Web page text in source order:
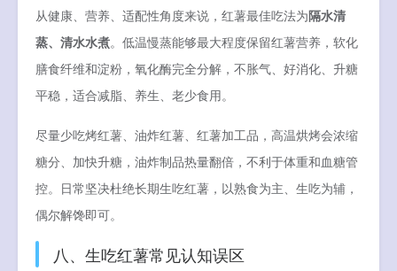
从健康、营养、适配性角度来说，红薯最佳吃法为隔水清
蒸、清水水煮。低温慢蒸能够最大程度保留红薯营养，软化
膳食纤维和淀粉，氧化酶完全分解，不胀气、好消化、升糖
平稳，适合减脂、养生、老少食用。
尽量少吃烤红薯、油炸红薯、红薯加工品，高温烘烤会浓缩
糖分、加快升糖，油炸制品热量翻倍，不利于体重和血糖管
控。日常坚决杜绝长期生吃红薯，以熟食为主、生吃为辅，
偶尔解馋即可。
八、生吃红薯常见认知误区